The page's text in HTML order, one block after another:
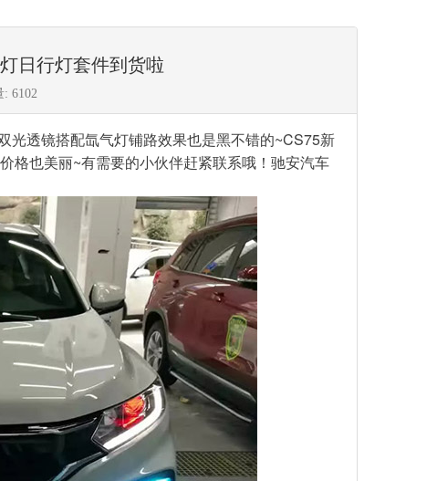
日行灯套件到货啦
: 6102
光透镜搭配氙气灯铺路效果也是黑不错的~CS75新
格也美丽~有需要的小伙伴赶紧联系哦！驰安汽车